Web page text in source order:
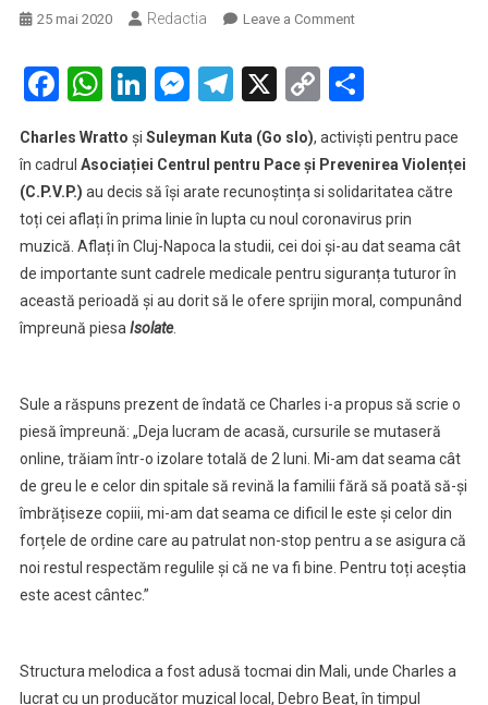
25 mai 2020 Redactia Leave a Commenton
activiști
pentru
din
Liberia
și
Nigeria
lansează
la
Cluj
apreciere
din
linia
întâi
Facebook
WhatsApp
LinkedIn
Messenger
Telegram
X Copy
Charles Wratto și Suleyman Kuta (Go slo), activiști pentru pace
în cadrul Asociației Centrul pentru Pace și Prevenirea Violenței
(C.P.V.P.) au decis să își arate recunoștința si solidaritatea către
toți cei aflați în prima linie în lupta cu noul coronavirus prin
muzică. Aflați în Cluj-Napoca la studii, cei doi și-au dat seama cât
de importante sunt cadrele medicale pentru siguranța tuturor în
această perioadă și au dorit să le ofere sprijin moral, compunând
împreună piesaIsolate.
Sule a răspuns prezent de îndată ce Charles i-a propus să scrie o
piesă împreună: „Deja lucram de acasă, cursurile se mutaseră
online, trăiam într-o izolare totală de 2 luni. Mi-am dat seama cât
de greu le e celor din spitale să revină la familii fără să poată să-și
îmbrățiseze copiii, mi-am dat seama ce dificil le este și celor din
forțele de ordine care au patrulat non-stop pentru a se asigura că
noi restul respectăm regulile și că ne va fi bine. Pentru toți aceștia
este acest cântec.”
Structura melodica a fost adusă tocmai din Mali, unde Charles a
lucrat cu un producător muzical local, Debro Beat, în timpul